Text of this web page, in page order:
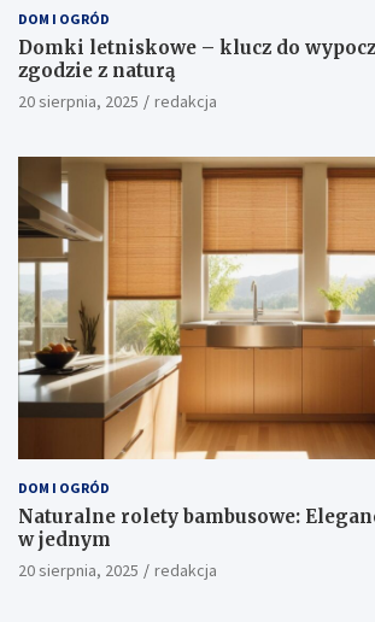
DOM I OGRÓD
Domki letniskowe – klucz do
zgodzie z naturą
20 sierpnia, 2025 redakcja
DOM I OGRÓD
Naturalne rolety bambusowe:
w jednym
20 sierpnia, 2025 redakcja